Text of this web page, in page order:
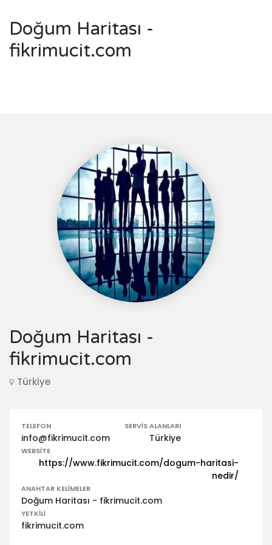
Doğum Haritası -
fikrimucit.com
Doğum Haritası -
fikrimucit.com
Türkiye
TELEFON
info@fikrimucit.com
SERVIS ALANLARI
Türkiye
WEBSITE
https://www.fikrimucit.com/dogum-haritasi-
nedir/
ANAHTAR KELIMELER
Doğum Haritası - fikrimucit.com
YETKILI
fikrimucit.com